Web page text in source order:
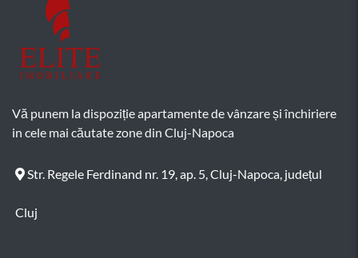
Vă punem la dispoziție apartamente de vânzare și închiriere
in cele mai căutate zone din Cluj-Napoca
Str. Regele Ferdinand nr. 19, ap. 5, Cluj-Napoca, județul
Cluj